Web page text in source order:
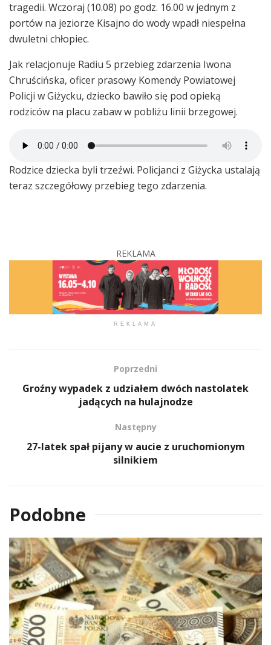
tragedii. Wczoraj (10.08) po godz. 16.00 w jednym z
portów na jeziorze Kisajno do wody wpadł niespełna
dwuletni chłopiec.
Jak relacjonuje Radiu 5 przebieg zdarzenia Iwona
Chruścińska, oficer prasowy Komendy Powiatowej
Policji w Giżycku, dziecko bawiło się pod opieką
rodziców na placu zabaw w pobliżu linii brzegowej.
Rodzice dziecka byli trzeźwi. Policjanci z Giżycka ustalają
teraz szczegółowy przebieg tego zdarzenia.
REKLAMA
REKLAMA
Poprzedni
Groźny wypadek z udziałem dwóch nastolatek
jadących na hulajnodze
Następny
27-latek spał pijany w aucie z uruchomionym
silnikiem
Podobne